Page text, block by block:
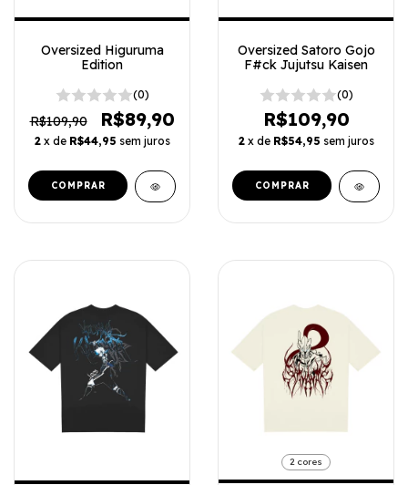
Oversized Higuruma
Edition
(0)
R$109,90 R$89,90
2 x de R$44,95 sem juros
COMPRAR
Oversized Satoro Gojo
F#ck Jujutsu Kaisen
(0)
R$109,90
2 x de R$54,95 sem juros
COMPRAR
2 cores